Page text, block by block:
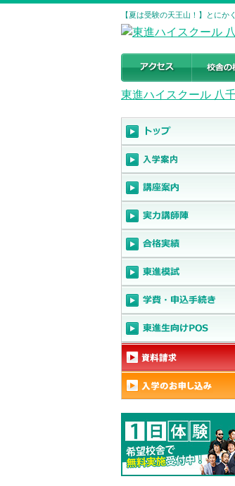
【夏は受験の天王山！】とに
東進ハイスクール 八